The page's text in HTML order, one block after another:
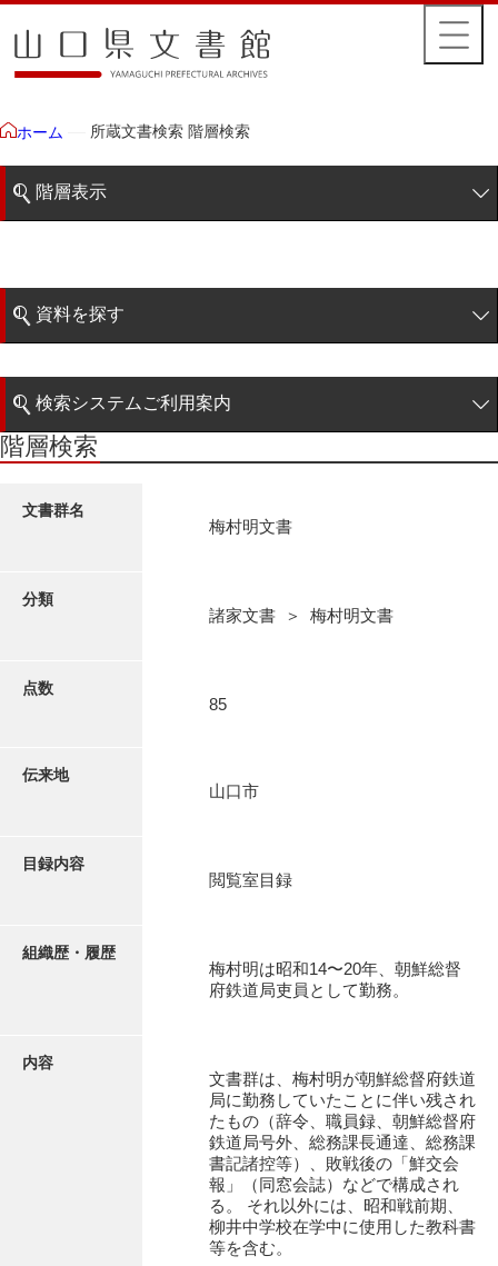
ホーム 所蔵文書検索 階層検索
階層表示
藩政文書
特定歴史公文書
諸家文書
荒瀬家文書（防府市）
阿武家文書（美祢市）
阿武家文書(美祢市２)
阿武孝太郎文書
飯田家文書（福岡県）
資料を探す
階層検索
近代刊行写真帳類
検索システムご利用案内
検索システムの利用について
更新履歴
階層検索
文書群名
梅村明文書
分類
諸家文書 ＞ 梅村明文書
点数
85
伝来地
山口市
目録内容
閲覧室目録
組織歴・履歴
梅村明は昭和14〜20年、朝鮮総督
府鉄道局吏員として勤務。
内容
文書群は、梅村明が朝鮮総督府鉄道
局に勤務していたことに伴い残され
たもの（辞令、職員録、朝鮮総督府
鉄道局号外、総務課長通達、総務課
書記諸控等）、敗戦後の「鮮交会
報」（同窓会誌）などで構成され
る。 それ以外には、昭和戦前期、
柳井中学校在学中に使用した教科書
等を含む。